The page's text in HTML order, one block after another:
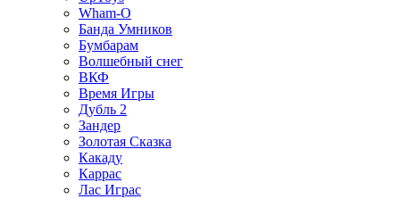
Wham-O
Банда Умников
Бумбарам
Волшебный снег
ВКФ
Время Игры
Дубль 2
Зандер
Золотая Сказка
Какаду
Каррас
Лас Играс